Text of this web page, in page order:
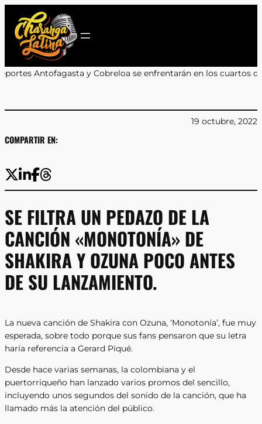
contenido
Cobreloa se enfrentarán en los cuartos de final•Camilo Kong
COMPARTIR EN:
19 octubre, 2022
SE FILTRA UN PEDAZO DE LA
CANCIÓN «MONOTONÍA» DE
SHAKIRA Y OZUNA POCO ANTES
DE SU LANZAMIENTO.
La nueva canción de Shakira con Ozuna, ‘Monotonía’, fue muy
esperada, sobre todo porque sus fans pensaron que su letra
haría referencia a Gerard Piqué.
Desde hace varias semanas, la colombiana y el
puertorriqueño han lanzado varios promos del sencillo,
incluyendo unos segundos del sonido de la canción, que ha
llamado más la atención del público.